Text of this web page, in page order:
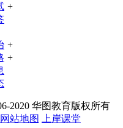
+
+
+
2020 华图教育版权所有
网站地图 上岸课堂